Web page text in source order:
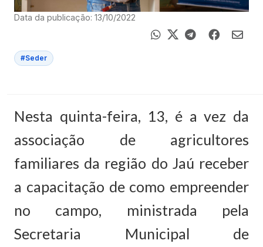
Data da publicação: 13/10/2022
#Seder
Nesta quinta-feira, 13, é a vez da
associação de agricultores
familiares da região do Jaú receber
a capacitação de como empreender
no campo, ministrada pela
Secretaria Municipal de